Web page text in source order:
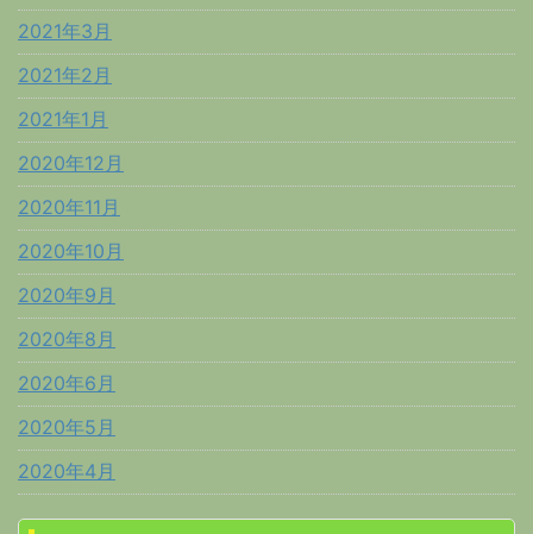
2021年3月
2021年2月
2021年1月
2020年12月
2020年11月
2020年10月
2020年9月
2020年8月
2020年6月
2020年5月
2020年4月